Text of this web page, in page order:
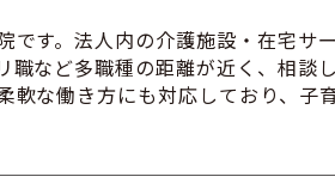
す。法人内の介護施設・在宅サ
など多職種の距離が近く、相談
な働き方にも対応しており、子